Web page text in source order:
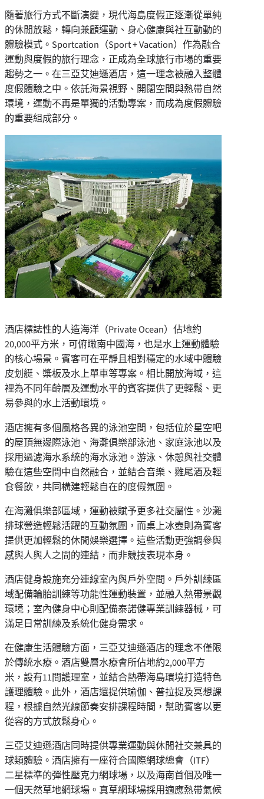
隨著旅行方式不斷演變，現代海島度假正逐漸從單純
的休閒放鬆，轉向兼顧運動、身心健康與社互動動的
體驗模式。Sportcation（Sport + Vacation）作為融合
運動與度假的旅行理念，正成為全球旅行市場的重要
趨勢之一。在三亞艾迪遜酒店，這一理念被融入整體
度假體驗之中。依託海景視野、開闊空間與熱帶自然
環境，運動不再是單獨的活動專案，而成為度假體驗
的重要組成部分。
酒店標誌性的人造海洋（Private Ocean）佔地約
20,000平方米，可俯瞰南中國海，也是水上運動體驗
的核心場景。賓客可在平靜且相對穩定的水域中體驗
皮划艇、槳板及水上單車等專案。相比開放海域，這
裡為不同年齡層及運動水平的賓客提供了更輕鬆、更
易參與的水上活動環境。
酒店擁有多個風格各異的泳池空間，包括位於星空吧
的屋頂無邊際泳池、海灘俱樂部泳池、家庭泳池以及
採用過濾海水系統的海水泳池。游泳、休憩與社交體
驗在這些空間中自然融合，並結合音樂、雞尾酒及輕
食餐飲，共同構建輕鬆自在的度假氛圍。
在海灘俱樂部區域，運動被賦予更多社交屬性。沙灘
排球營造輕鬆活躍的互動氛圍，而桌上冰壺則為賓客
提供更加輕鬆的休閒娛樂選擇。這些活動更強調參與
感與人與人之間的連結，而非競技表現本身。
酒店健身設施充分連線室內與戶外空間。戶外訓練區
域配備輪胎訓練等功能性運動裝置，並融入熱帶景觀
環境；室內健身中心則配備泰諾健專業訓練器械，可
滿足日常訓練及系統化健身需求。
在健康生活體驗方面，三亞艾迪遜酒店的理念不僅限
於傳統水療。酒店雙層水療會所佔地約2,000平方
米，設有11間護理室，並結合熱帶海島環境打造特色
護理體驗。此外，酒店還提供瑜伽、普拉提及冥想課
程，根據自然光線節奏安排課程時間，幫助賓客以更
從容的方式放鬆身心。
三亞艾迪遜酒店同時提供專業運動與休閒社交兼具的
球類體驗。酒店擁有一座符合國際網球總會（ITF）
二星標準的彈性壓克力網球場，以及海南首個及唯一
一個天然草地網球場。真草網球場採用適應熱帶氣候